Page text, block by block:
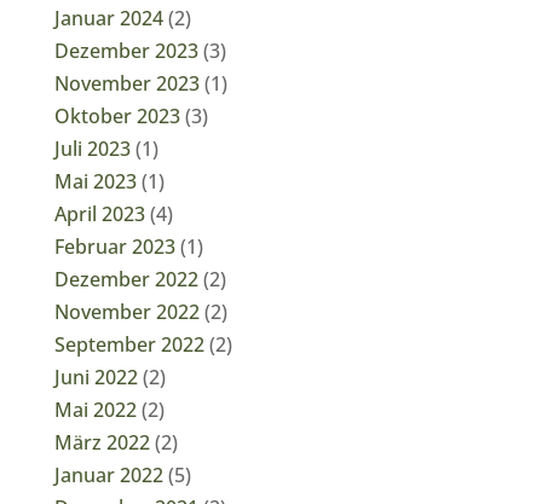
Januar 2024(2)
Dezember 2023(3)
November 2023(1)
Oktober 2023(3)
Juli 2023(1)
Mai 2023(1)
April 2023(4)
Februar 2023(1)
Dezember 2022(2)
November 2022(2)
September 2022(2)
Juni 2022(2)
Mai 2022(2)
März 2022(2)
Januar 2022(5)